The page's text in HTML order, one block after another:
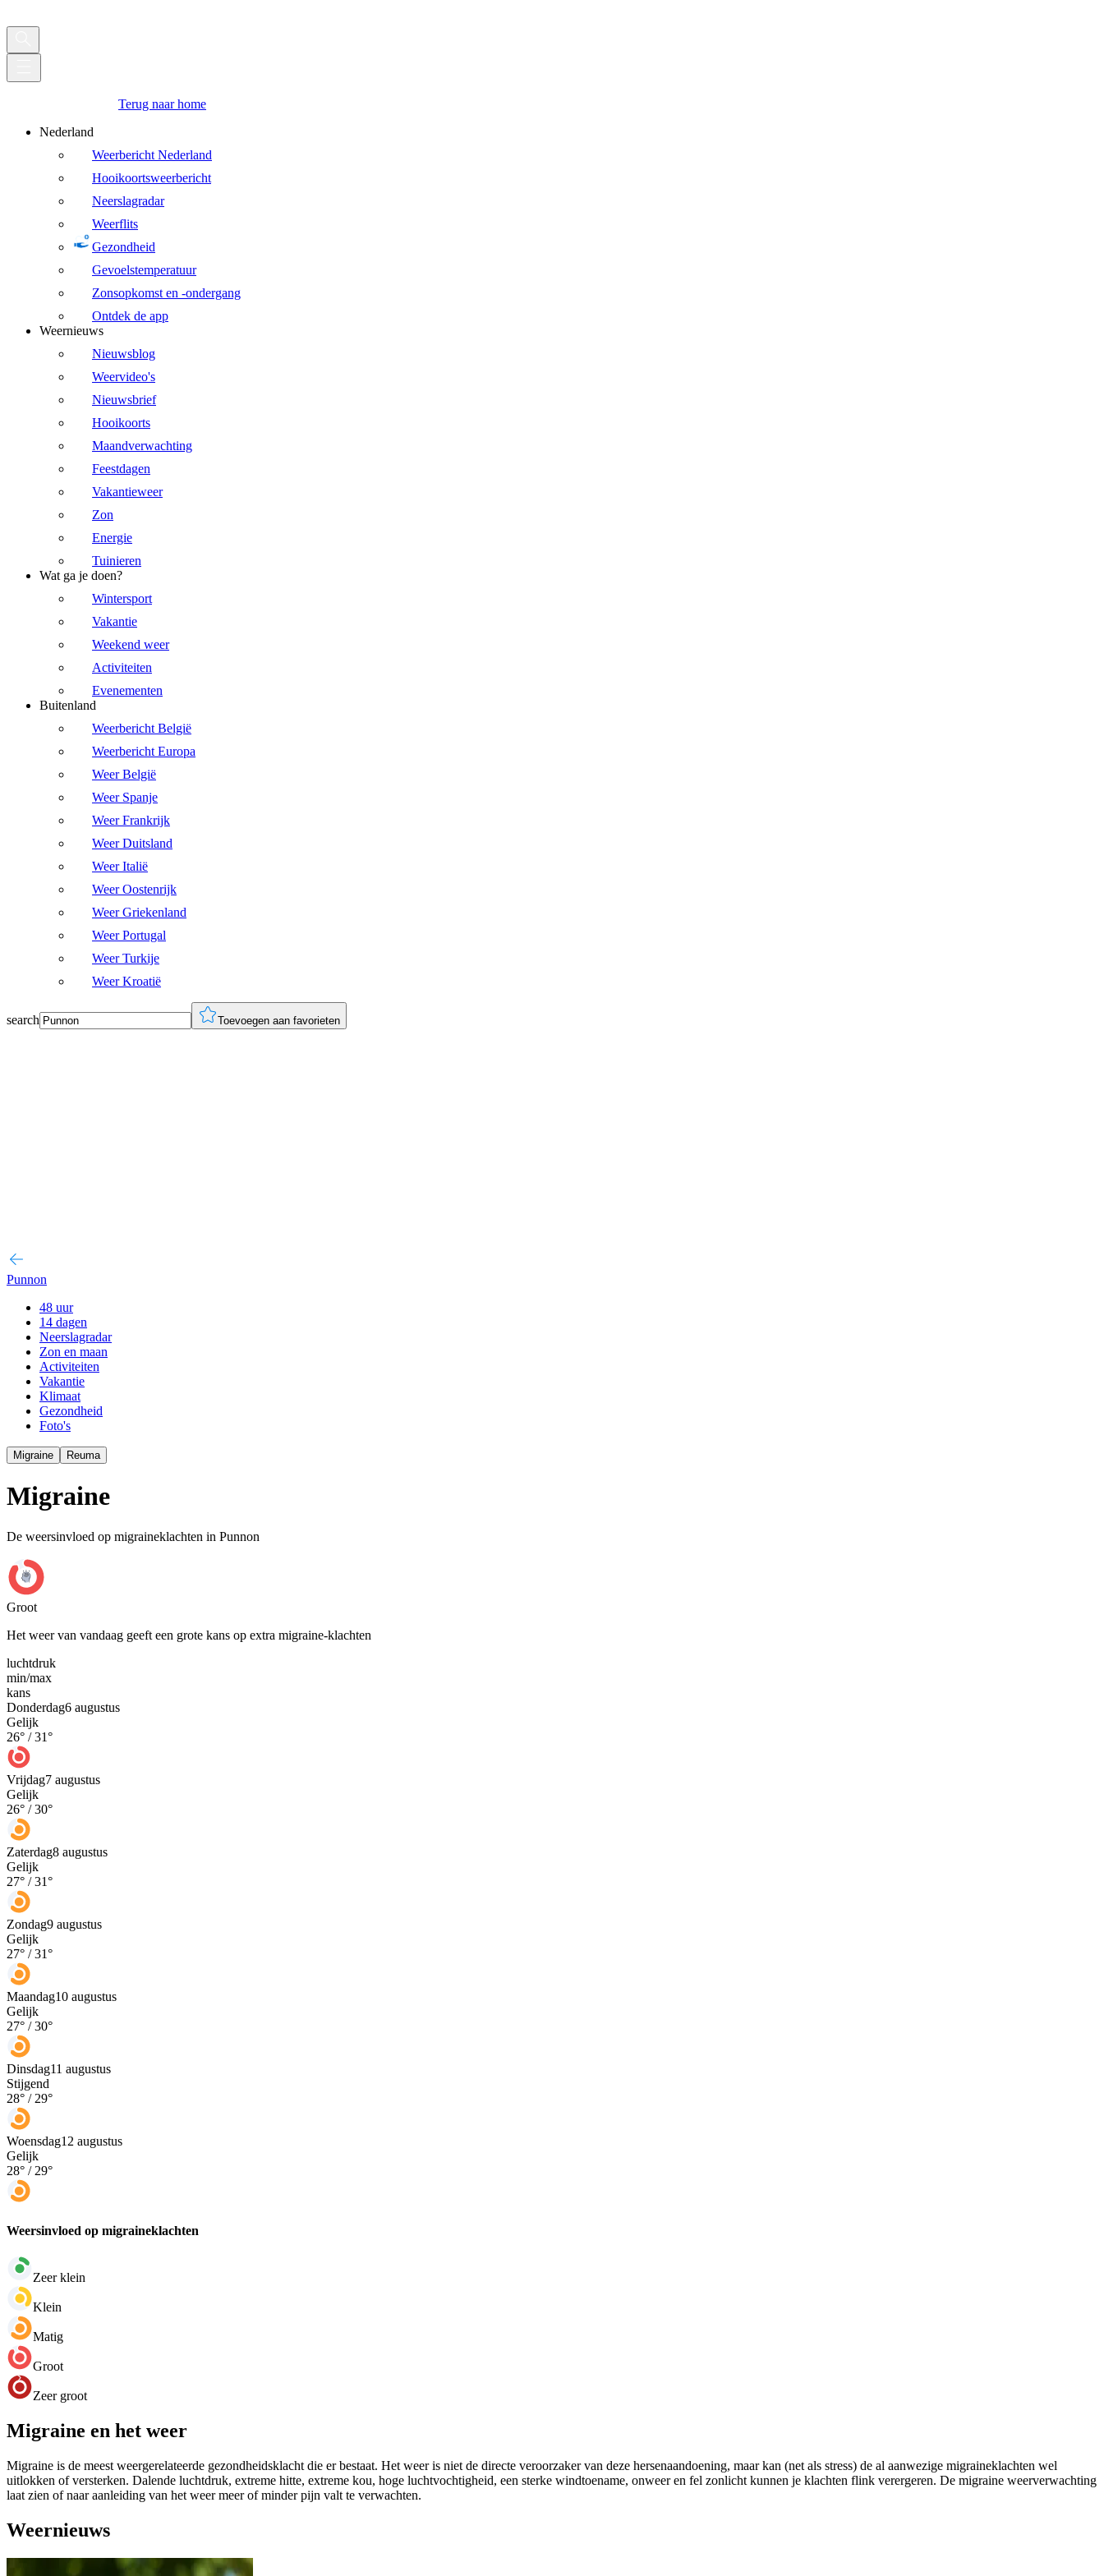
Terug naar home
Nederland
Weerbericht Nederland
Hooikoortsweerbericht
Neerslagradar
Weerflits
Gezondheid
Gevoelstemperatuur
Zonsopkomst en -ondergang
Ontdek de app
Weernieuws
Nieuwsblog
Weervideo's
Nieuwsbrief
Hooikoorts
Maandverwachting
Feestdagen
Vakantieweer
Zon
Energie
Tuinieren
Wat ga je doen?
Wintersport
Vakantie
Weekend weer
Activiteiten
Evenementen
Buitenland
Weerbericht België
Weerbericht Europa
Weer België
Weer Spanje
Weer Frankrijk
Weer Duitsland
Weer Italië
Weer Oostenrijk
Weer Griekenland
Weer Portugal
Weer Turkije
Weer Kroatië
search Toevoegen aan favorieten
Punnon
48 uur
14 dagen
Neerslagradar
Zon en maan
Activiteiten
Vakantie
Klimaat
Gezondheid
Foto's
Migraine Reuma
Migraine
De weersinvloed op migraineklachten in Punnon
Groot
Het weer van vandaag geeft een grote kans op extra migraine-klachten
luchtdruk
min/max
kans
Donderdag6 augustus
Gelijk
26° /31°
Vrijdag7 augustus
Gelijk
26° /30°
Zaterdag8 augustus
Gelijk
27° /31°
Zondag9 augustus
Gelijk
27° /31°
Maandag10 augustus
Gelijk
27° /30°
Dinsdag11 augustus
Stijgend
28° / 29°
Woensdag12 augustus
Gelijk
28° / 29°
Weersinvloed op migraineklachten
Zeer klein
Klein
Matig
Groot
Zeer groot
Migraine en het weer
Migraine is de meest weergerelateerde gezondheidsklacht die er bestaat. Het weer is niet de directe veroorzaker van deze hersenaandoening, maar kan (net als stress) de al aanwezige migraineklachten wel
uitlokken of versterken. Dalende luchtdruk, extreme hitte, extreme kou, hoge luchtvochtigheid, een sterke windtoename, onweer en fel zonlicht kunnen je klachten flink verergeren. De migraine weerverwachting
laat zien of naar aanleiding van het weer meer of minder pijn valt te verwachten.
Weernieuws